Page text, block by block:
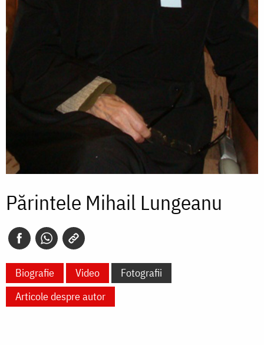
Părintele Mihail Lungeanu
Biografie Video
Fotografii
Articole despre autor